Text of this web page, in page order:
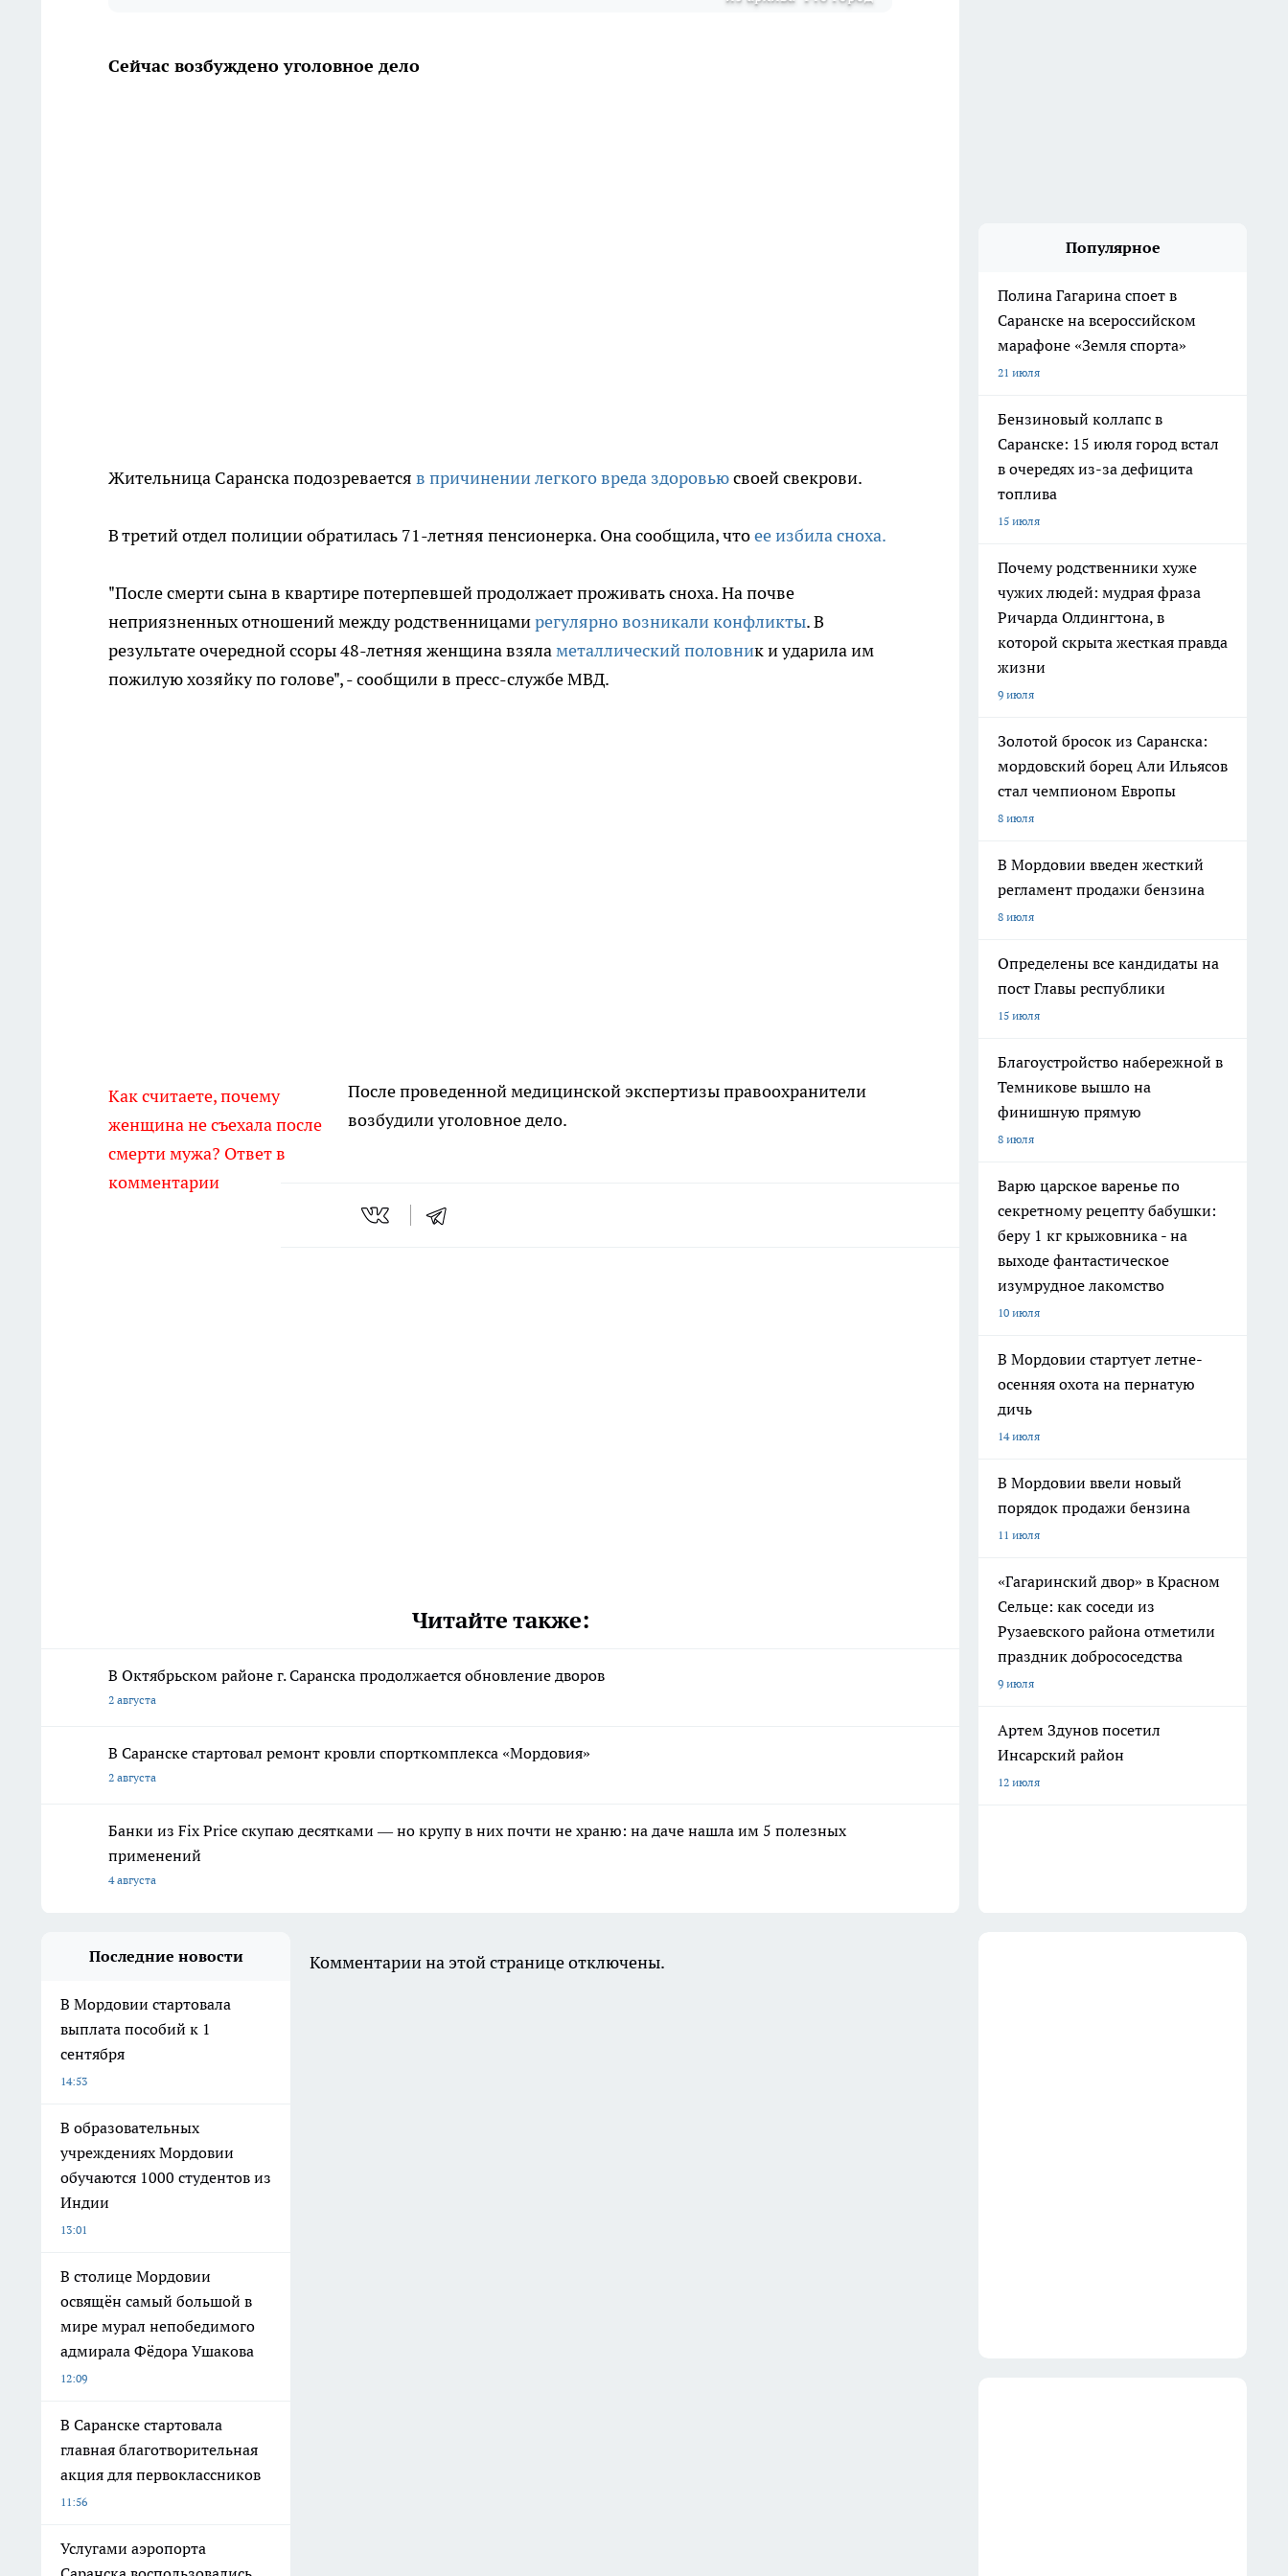
Сейчас возбуждено уголовное дело
Жительница Саранска подозревается в причинении легкого вреда здоровьюсвоей свекрови.
В третий отдел полиции обратилась 71-летняя пенсионерка. Она сообщила, чтоее избила сноха.
"После смерти сына в квартире потерпевшей продолжает проживать сноха. На почве
неприязненных отношений между родственницамирегулярно возникали конфликты. В
результате очередной ссоры 48-летняя женщина взяламеталлический половник и ударила им
пожилую хозяйку по голове", - сообщили в пресс-службе МВД.
Как считаете, почему
женщина не съехала после
смерти мужа? Ответ в
комментарии
После проведенной медицинской экспертизы правоохранители
возбудили уголовное дело.
Читайте также:
В Октябрьском районе г. Саранска продолжается обновление дворов
2 августа
В Саранске стартовал ремонт кровли спорткомплекса «Мордовия»
2 августа
Банки из Fix Price скупаю десятками — но крупу в них почти не храню: на даче нашла им 5 полезных
применений
4 августа
Популярное
Полина Гагарина споет в
Саранске на всероссийском
марафоне «Земля спорта»
21 июля
Бензиновый коллапс в
Саранске: 15 июля город встал
в очередях из-за дефицита
топлива
15 июля
Почему родственники хуже
чужих людей: мудрая фраза
Ричарда Олдингтона, в
которой скрыта жесткая правда
жизни
9 июля
Золотой бросок из Саранска:
мордовский борец Али Ильясов
стал чемпионом Европы
8 июля
В Мордовии введен жесткий
регламент продажи бензина
8 июля
Определены все кандидаты на
пост Главы республики
15 июля
Благоустройство набережной в
Темникове вышло на
финишную прямую
8 июля
Варю царское варенье по
секретному рецепту бабушки:
беру 1 кг крыжовника - на
выходе фантастическое
изумрудное лакомство
10 июля
В Мордовии стартует летне-
осенняя охота на пернатую
дичь
14 июля
В Мордовии ввели новый
порядок продажи бензина
11 июля
«Гагаринский двор» в Красном
Сельце: как соседи из
Рузаевского района отметили
праздник добрососедства
9 июля
Артем Здунов посетил
Инсарский район
12 июля
Последние новости
В Мордовии стартовала
выплата пособий к 1
сентября
14:53
В образовательных
учреждениях Мордовии
обучаются 1000 студентов из
Индии
13:01
В столице Мордовии
освящён самый большой в
мире мурал непобедимого
адмирала Фёдора Ушакова
12:09
В Саранске стартовала
главная благотворительная
акция для первоклассников
11:56
Услугами аэропорта
Комментарии на этой странице отключены.